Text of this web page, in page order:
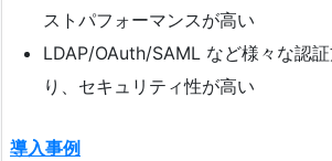
ストパフォーマンスが高い
LDAP/OAuth/SAML など様々な認
り、セキュリティ性が高い
導入事例